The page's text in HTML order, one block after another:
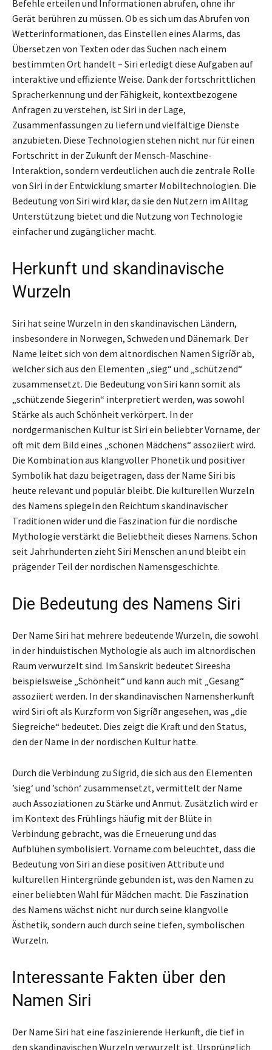
Befehle erteilen und Informationen abrufen, ohne ihr
Gerät berühren zu müssen. Ob es sich um das Abrufen von
Wetterinformationen, das Einstellen eines Alarms, das
Übersetzen von Texten oder das Suchen nach einem
bestimmten Ort handelt – Siri erledigt diese Aufgaben auf
interaktive und effiziente Weise. Dank der fortschrittlichen
Spracherkennung und der Fähigkeit, kontextbezogene
Anfragen zu verstehen, ist Siri in der Lage,
Zusammenfassungen zu liefern und vielfältige Dienste
anzubieten. Diese Technologien stehen nicht nur für einen
Fortschritt in der Zukunft der Mensch-Maschine-
Interaktion, sondern verdeutlichen auch die zentrale Rolle
von Siri in der Entwicklung smarter Mobiltechnologien. Die
Bedeutung von Siri wird klar, da sie den Nutzern im Alltag
Unterstützung bietet und die Nutzung von Technologie
einfacher und zugänglicher macht.
Herkunft und skandinavische
Wurzeln
Siri hat seine Wurzeln in den skandinavischen Ländern,
insbesondere in Norwegen, Schweden und Dänemark. Der
Name leitet sich von dem altnordischen Namen Sigríðr ab,
welcher sich aus den Elementen „sieg“ und „schützend“
zusammensetzt. Die Bedeutung von Siri kann somit als
„schützende Siegerin“ interpretiert werden, was sowohl
Stärke als auch Schönheit verkörpert. In der
nordgermanischen Kultur ist Siri ein beliebter Vorname, der
oft mit dem Bild eines „schönen Mädchens“ assoziiert wird.
Die Kombination aus klangvoller Phonetik und positiver
Symbolik hat dazu beigetragen, dass der Name Siri bis
heute relevant und populär bleibt. Die kulturellen Wurzeln
des Namens spiegeln den Reichtum skandinavischer
Traditionen wider und die Faszination für die nordische
Mythologie verstärkt die Beliebtheit dieses Namens. Schon
seit Jahrhunderten zieht Siri Menschen an und bleibt ein
prägender Teil der nordischen Namensgeschichte.
Die Bedeutung des Namens Siri
Der Name Siri hat mehrere bedeutende Wurzeln, die sowohl
in der hinduistischen Mythologie als auch im altnordischen
Raum verwurzelt sind. Im Sanskrit bedeutet Sireesha
beispielsweise „Schönheit“ und kann auch mit „Gesang“
assoziiert werden. In der skandinavischen Namensherkunft
wird Siri oft als Kurzform von Sigríðr angesehen, was „die
Siegreiche“ bedeutet. Dies zeigt die Kraft und den Status,
den der Name in der nordischen Kultur hatte.
Durch die Verbindung zu Sigrid, die sich aus den Elementen
’sieg‘ und ’schön‘ zusammensetzt, vermittelt der Name
auch Assoziationen zu Stärke und Anmut. Zusätzlich wird er
im Kontext des Frühlings häufig mit der Blüte in
Verbindung gebracht, was die Erneuerung und das
Aufblühen symbolisiert. Vorname.com beleuchtet, dass die
Bedeutung von Siri an diese positiven Attribute und
kulturellen Hintergründe gebunden ist, was den Namen zu
einer beliebten Wahl für Mädchen macht. Die Faszination
des Namens wächst nicht nur durch seine klangvolle
Ästhetik, sondern auch durch seine tiefen, symbolischen
Wurzeln.
Interessante Fakten über den
Namen Siri
Der Name Siri hat eine faszinierende Herkunft, die tief in
den skandinavischen Wurzeln verwurzelt ist. Ursprünglich